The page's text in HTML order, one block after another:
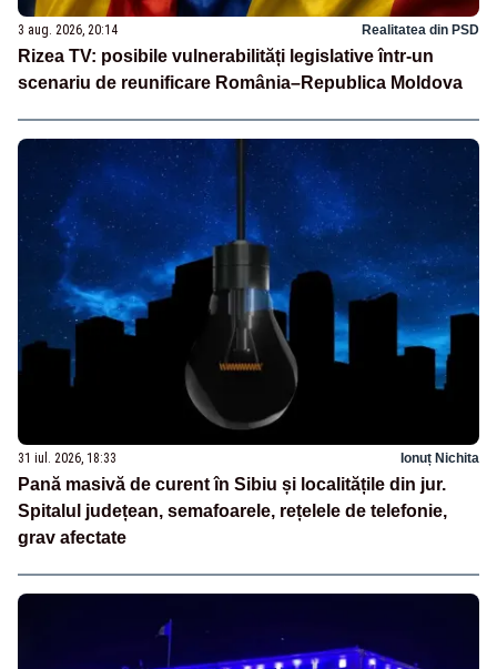
3 aug. 2026, 20:14 Realitatea din PSD
Rizea TV: posibile vulnerabilități legislative într-un
scenariu de reunificare România–Republica Moldova
31 iul. 2026, 18:33 Ionuț Nichita
Pană masivă de curent în Sibiu și localitățile din jur.
Spitalul județean, semafoarele, rețelele de telefonie,
grav afectate